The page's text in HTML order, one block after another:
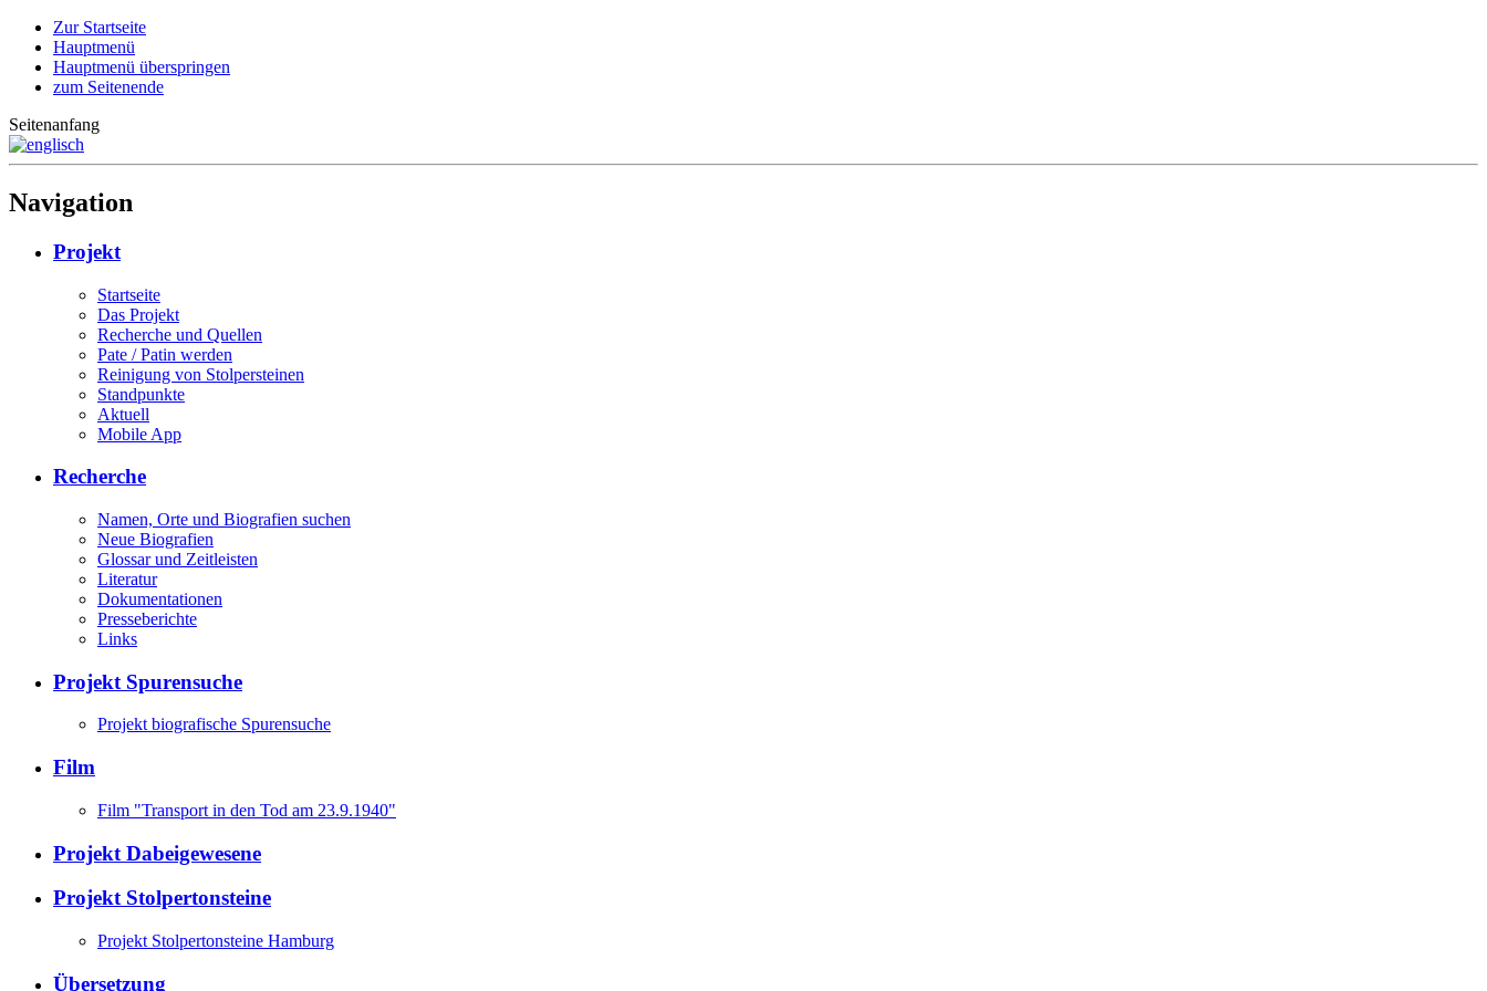
Zur Startseite
Hauptmenü
Hauptmenü überspringen
zum Seitenende
Seitenanfang
Navigation
Projekt
Startseite
Das Projekt
Recherche und Quellen
Pate / Patin werden
Reinigung von Stolpersteinen
Standpunkte
Aktuell
Mobile App
Recherche
Namen, Orte und Biografien suchen
Neue Biografien
Glossar und Zeitleisten
Literatur
Dokumentationen
Presseberichte
Links
Projekt Spurensuche
Projekt biografische Spurensuche
Film
Film "Transport in den Tod am 23.9.1940"
Projekt Dabeigewesene
Projekt Stolpertonsteine
Projekt Stolpertonsteine Hamburg
Übersetzung